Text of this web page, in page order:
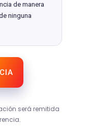
de manera
ninguna
será remitida